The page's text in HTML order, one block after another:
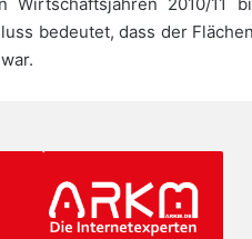
2010/11
bedeutet, dass der